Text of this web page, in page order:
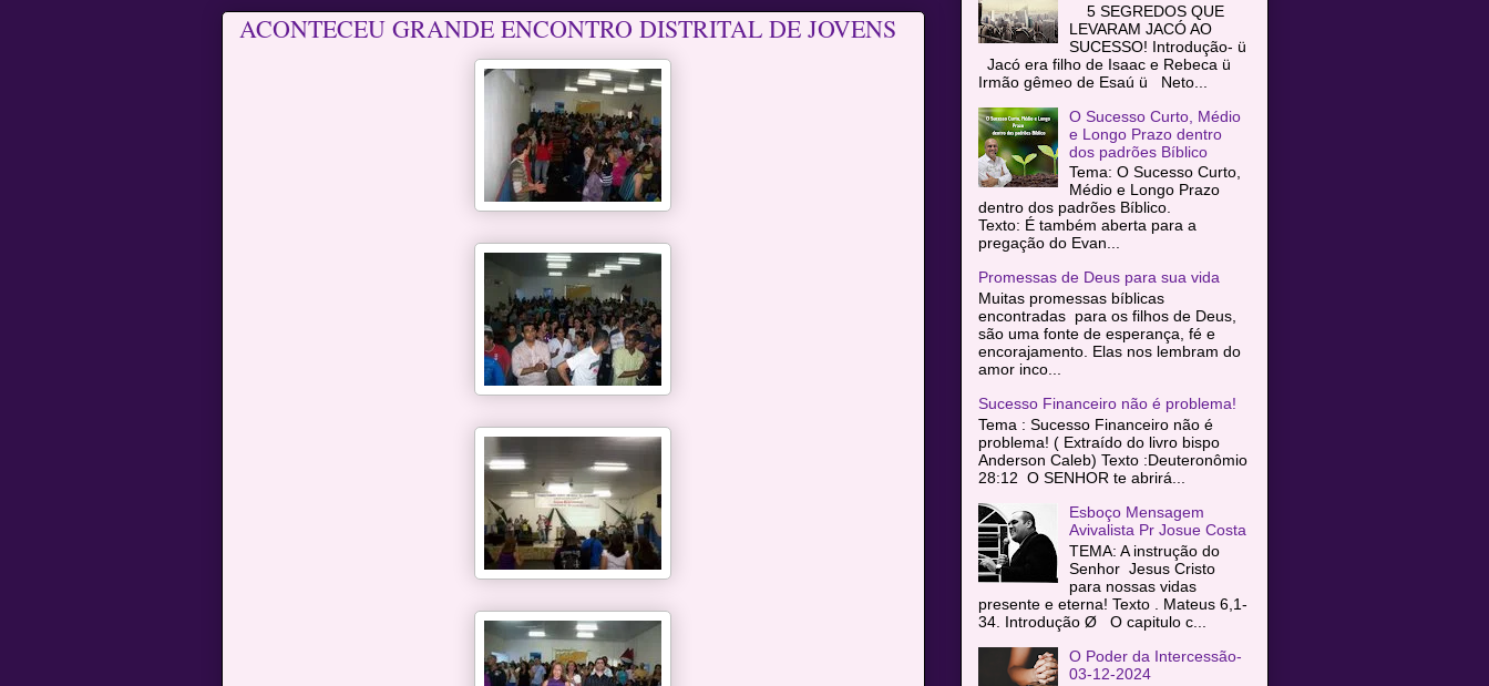
ACONTECEU GRANDE ENCONTRO DISTRITAL DE JOVENS
5 SEGREDOS QUE
LEVARAM JACÓ AO
SUCESSO! Introdução- ü
Jacó era filho de Isaac e Rebeca ü
Irmão gêmeo de Esaú ü Neto...
O Sucesso Curto, Médio
e Longo Prazo dentro
dos padrões Bíblico
Tema: O Sucesso Curto,
Médio e Longo Prazo
dentro dos padrões Bíblico.
Texto: É também aberta para a
pregação do Evan...
Promessas de Deus para sua vida
Muitas promessas bíblicas
encontradas para os filhos de Deus,
são uma fonte de esperança, fé e
encorajamento. Elas nos lembram do
amor inco...
Sucesso Financeiro não é problema!
Tema : Sucesso Financeiro não é
problema! ( Extraído do livro bispo
Anderson Caleb) Texto :Deuteronômio
28:12 O SENHOR te abrirá...
Esboço Mensagem
Avivalista Pr Josue Costa
TEMA: A instrução do
Senhor Jesus Cristo
para nossas vidas
presente e eterna! Texto . Mateus 6,1-
34. Introdução Ø O capitulo c...
O Poder da Intercessão-
03-12-2024